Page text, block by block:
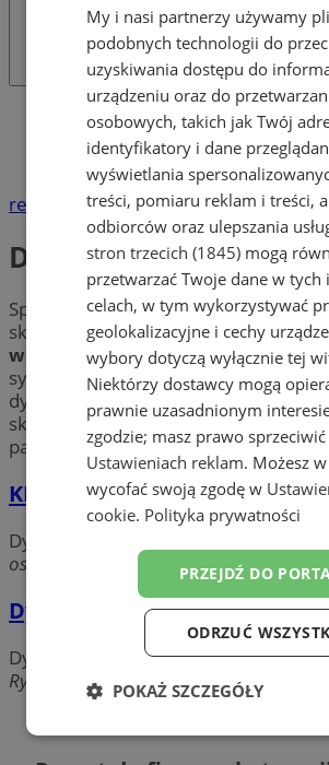
Katalog firm
Dom i Budownictwo
Dywany i wykładziny
reklama
Dywany i wykładziny
Sprawdź największy wybórdywanów
sklepy w Żorach oferujące
wełnianeisyntetyczne, listwy
syntetyczne, panele podłogowe oraz
dywaniki. Poznaj najlepsze oferty w
skorzystaj m.in. z rewelacyjnych
paneli podłogowych już dziś.
KRITEX
Dywany i wykładziny
os.Sikorskiego, 44-240 Żory
Dywyta
Dywany i wykładziny
Rybnicka, 44-240 Żory
My i nasi partnerzy używamy
podobnych technologii do
uzyskiwania dostępu do
urządzeniu oraz do
osobowych, takich jak Twój
identyfikatory i dane
wyświetlania
treści, pomiaru reklam i treści,
odbiorców oraz ulepszania
stron trzecich (1845) mogą
przetwarzać Twoje dane w tych
celach, w tym wykorzystywać
geolokalizacyjne i cechy
wybory dotyczą wyłącznie tej
Niektórzy dostawcy mogą
prawnie uzasadnionym
zgodzie; masz prawo
Ustawieniach reklam. Możesz
wycofać swoją zgodę w
cookie. Polityka prywatności
PRZEJDŹ DO
ODRZUĆ
POKAŻ SZCZEGÓŁY
Niezbędne Wydajność